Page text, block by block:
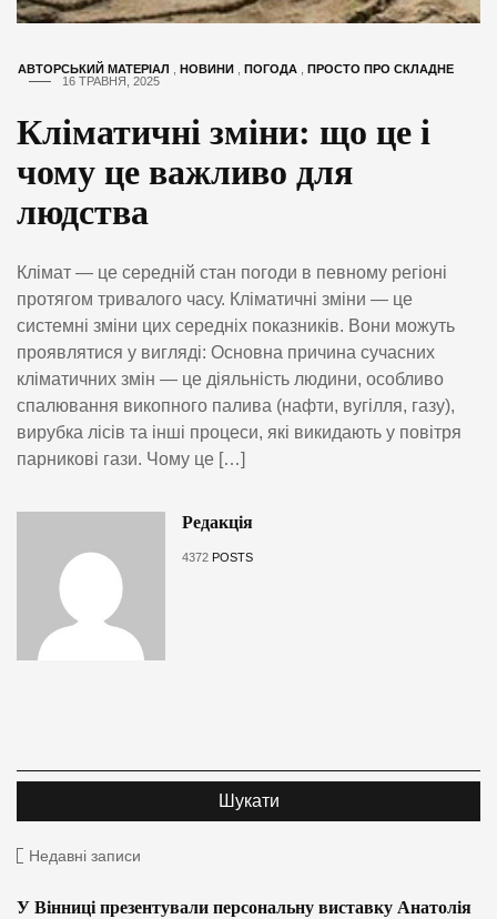
АВТОРСЬКИЙ МАТЕРІАЛ , НОВИНИ , ПОГОДА , ПРОСТО ПРО СКЛАДНЕ
16 ТРАВНЯ, 2025
Кліматичні зміни: що це і
чому це важливо для
людства
Клімат — це середній стан погоди в певному регіоні
протягом тривалого часу. Кліматичні зміни — це
системні зміни цих середніх показників. Вони можуть
проявлятися у вигляді: Основна причина сучасних
кліматичних змін — це діяльність людини, особливо
спалювання викопного палива (нафти, вугілля, газу),
вирубка лісів та інші процеси, які викидають у повітря
парникові гази. Чому це […]
Редакція
4372 POSTS
Недавні записи
У Вінниці презентували персональну виставку Анатолія